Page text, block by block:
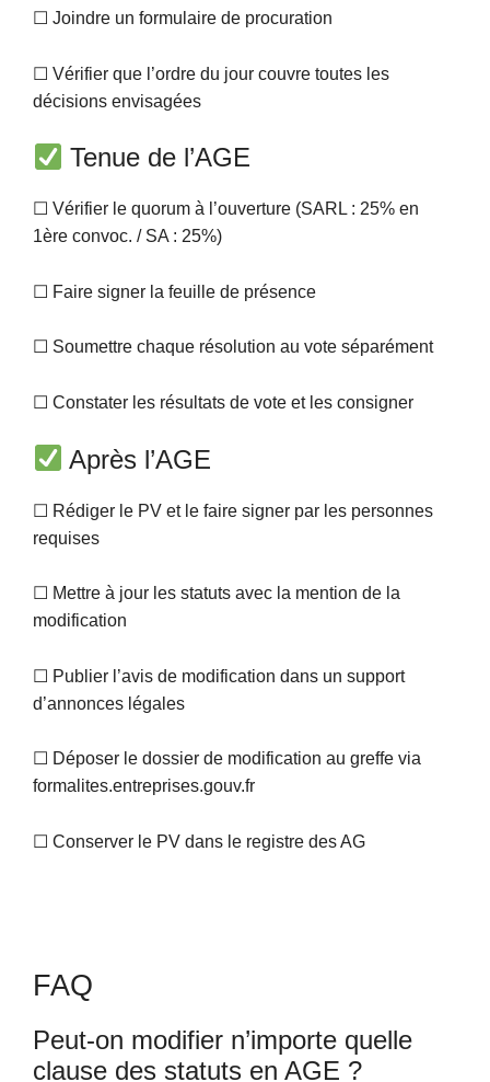
☐ Joindre un formulaire de procuration
☐ Vérifier que l’ordre du jour couvre toutes les
décisions envisagées
Tenue de l’AGE
☐ Vérifier le quorum à l’ouverture (SARL : 25% en
1ère convoc. / SA : 25%)
☐ Faire signer la feuille de présence
☐ Soumettre chaque résolution au vote séparément
☐ Constater les résultats de vote et les consigner
Après l’AGE
☐ Rédiger le PV et le faire signer par les personnes
requises
☐ Mettre à jour les statuts avec la mention de la
modification
☐ Publier l’avis de modification dans un support
d’annonces légales
☐ Déposer le dossier de modification au greffe via
formalites.entreprises.gouv.fr
☐ Conserver le PV dans le registre des AG
FAQ
Peut-on modifier n’importe quelle
clause des statuts en AGE ?